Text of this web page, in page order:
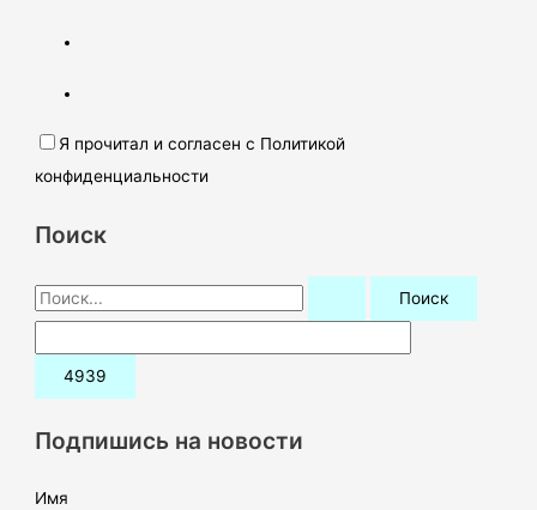
Я прочитал и согласен с Политикой
конфиденциальности
Поиск
П
о
и
:Подпишись на новости
Имя